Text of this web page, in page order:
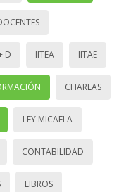
D IITEA IITAE
CHARLAS
LEY MICAELA
CONTABILIDAD
LIBROS